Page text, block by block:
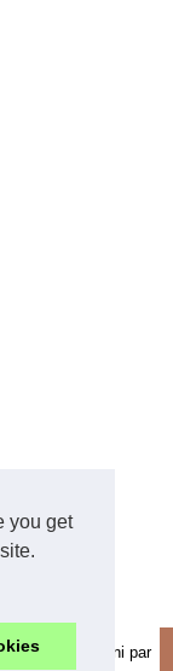
you get
Policy
| Fourni par